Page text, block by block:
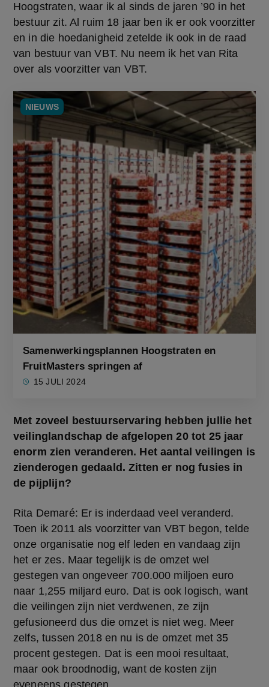
Hoogstraten, waar ik al sinds de jaren ’90 in het
bestuur zit. Al ruim 18 jaar ben ik er ook voorzitter
en in die hoedanigheid zetelde ik ook in de raad
van bestuur van VBT. Nu neem ik het van Rita
over als voorzitter van VBT.
NIEUWS
Samenwerkingsplannen Hoogstraten en
FruitMasters springen af
15 JULI 2024
Met zoveel bestuurservaring hebben jullie het
veilinglandschap de afgelopen 20 tot 25 jaar
enorm zien veranderen. Het aantal veilingen is
zienderogen gedaald. Zitten er nog fusies in
de pijplijn?
Rita Demaré: Er is inderdaad veel veranderd.
Toen ik 2011 als voorzitter van VBT begon, telde
onze organisatie nog elf leden en vandaag zijn
het er zes. Maar tegelijk is de omzet wel
gestegen van ongeveer 700.000 miljoen euro
naar 1,255 miljard euro. Dat is ook logisch, want
die veilingen zijn niet verdwenen, ze zijn
gefusioneerd dus die omzet is niet weg. Meer
zelfs, tussen 2018 en nu is de omzet met 35
procent gestegen. Dat is een mooi resultaat,
maar ook broodnodig, want de kosten zijn